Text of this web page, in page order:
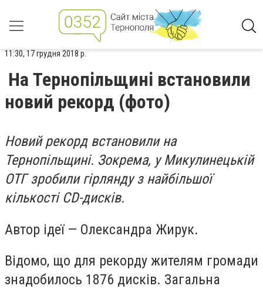
11:30, 17 грудня 2018 р.
На Тернопільщині встановили
новий рекорд (фото)
Новий рекорд встановили на
Тернопільщині. Зокрема, у Микулинецькій
ОТГ зробили гірлянду з найбільшої
кількості CD-дисків.
Автор ідеї — Олександра Жирук.
Відомо, що для рекорду жителям громади
знадобилось 1876 дисків. Загальна